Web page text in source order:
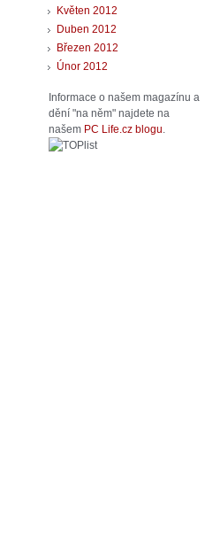
Květen 2012
Duben 2012
Březen 2012
Únor 2012
Informace o našem magazínu a
dění "na něm" najdete na
našem PC Life.cz blogu.